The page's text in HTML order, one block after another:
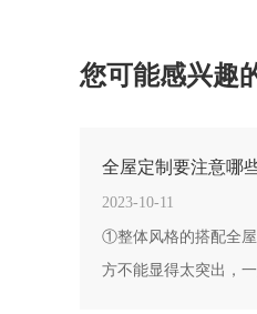
您可能感兴趣
全屋定制要注意哪
2023-10-11
①整体风格的搭配全
方不能显得太突出，